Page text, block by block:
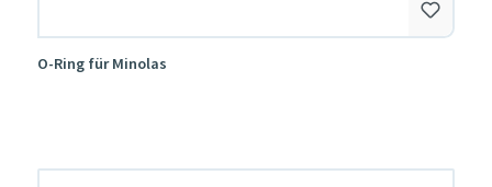
O-Ring für Minolas